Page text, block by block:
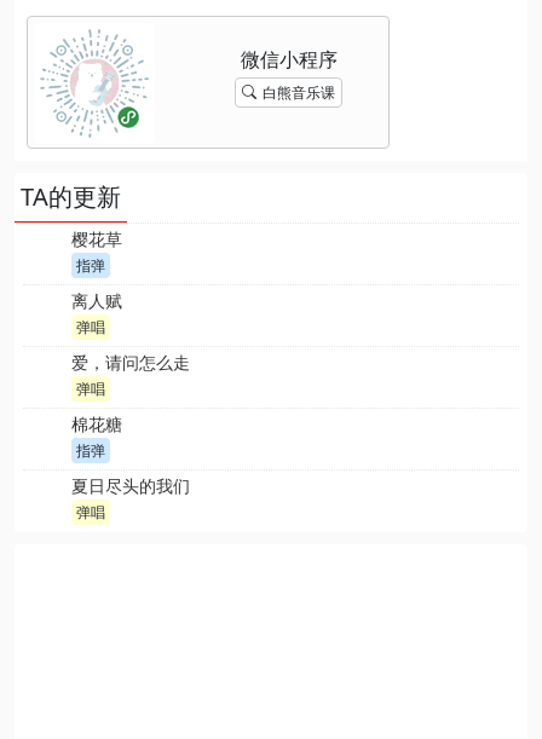
白熊音乐课
TA的更新
樱花草
指弹
离人赋
弹唱
爱，请问怎么走
弹唱
棉花糖
指弹
夏日尽头的我们
弹唱